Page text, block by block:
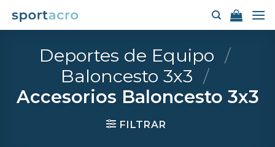
Deportes de Equipo /
Baloncesto 3x3 /
Accesorios Baloncesto 3x3
FILTRAR